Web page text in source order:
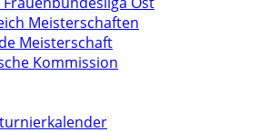
Meisterschaften
Meisterschaft
Kommission